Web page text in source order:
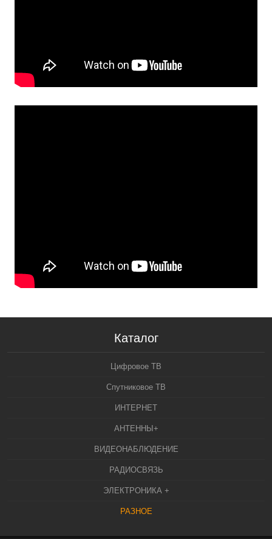
Каталог
Цифровое ТВ
Спутниковое ТВ
ИНТЕРНЕТ
АНТЕННЫ+
ВИДЕОНАБЛЮДЕНИЕ
РАДИОСВЯЗЬ
ЭЛЕКТРОНИКА +
РАЗНОЕ